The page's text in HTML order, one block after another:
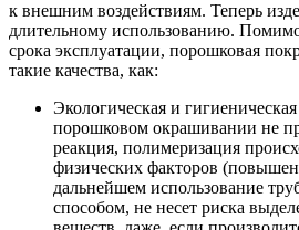
к внешним воздействиям. Теперь
длительному использованию.
срока эксплуатации, порошковая
такие качества, как:
Экологическая и
порошковом окрашивании не
реакция, полимеризация
физических факторов
дальнейшем использование
способом, не несет риска